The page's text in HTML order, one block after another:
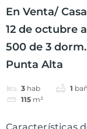
En Venta/
12 de octubre
500 de 3
Punta Alta
3 hab 1
115 m²
Características